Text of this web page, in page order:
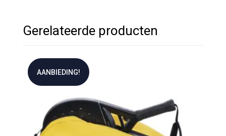
Gerelateerde producten
AANBIEDING!